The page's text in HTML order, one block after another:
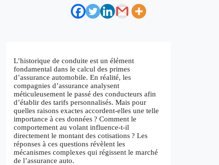
L’historique de conduite est un élément
fondamental dans le calcul des primes
d’assurance automobile. En réalité, les
compagnies d’assurance analysent
méticuleusement le passé des conducteurs afin
d’établir des tarifs personnalisés. Mais pour
quelles raisons exactes accordent-elles une telle
importance à ces données ? Comment le
comportement au volant influence-t-il
directement le montant des cotisations ? Les
réponses à ces questions révèlent les
mécanismes complexes qui régissent le marché
de l’assurance auto.